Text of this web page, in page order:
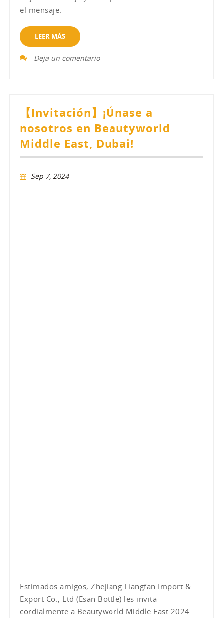
el mensaje.
LEER MÁS
Deja un comentario
【Invitación】¡Únase a
nosotros en Beautyworld
Middle East, Dubai!
Sep 7, 2024
Estimados amigos, Zhejiang Liangfan Import &
Export Co., Ltd (Esan Bottle) les invita
cordialmente a Beautyworld Middle East 2024.